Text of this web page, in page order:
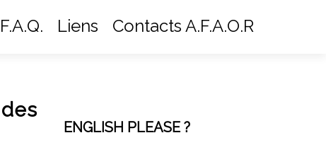
F.A.Q. Liens Contacts A.F.A.O.R
ENGLISH PLEASE ?